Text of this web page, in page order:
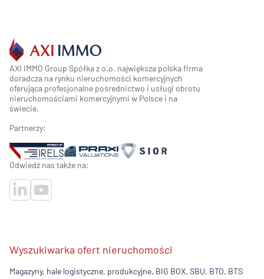
AXI IMMO Group Spółka z o.o. największa polska firma
doradcza na rynku nieruchomości komercyjnych
oferująca profesjonalne pośrednictwo i usługi obrotu
nieruchomościami komercyjnymi w Polsce i na
świecie.
Partnerzy:
Odwiedź nas także na:
Wyszukiwarka ofert nieruchomości
Magazyny, hale logistyczne, produkcyjne, BIG BOX, SBU, BTO, BTS